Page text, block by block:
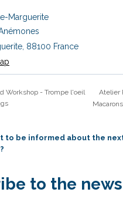
Marguerite
, 88100 France
Workshop - Trompe l'oeil
Atelier
to be informed about the
to the